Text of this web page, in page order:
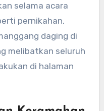
selama acara
pernikahan,
daging di
melibatkan seluruh
di halaman